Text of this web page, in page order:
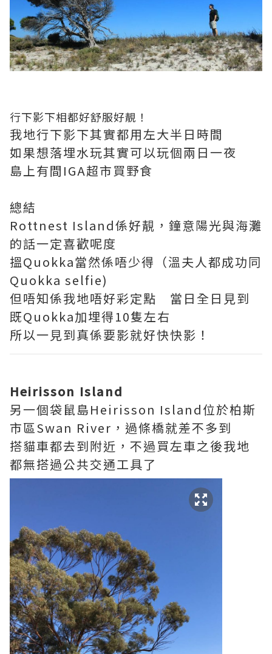
行下影下相都好舒服好靚！
我地行下影下其實都用左大半日時間
如果想落埋水玩其實可以玩個兩日一夜
島上有間IGA超市買野食
總結
Rottnest Island係好靚，鐘意陽光與海灘
的話一定喜歡呢度
搵Quokka當然係唔少得（溫夫人都成功同
Quokka selfie)
但唔知係我地唔好彩定點 當日全日見到
既Quokka加埋得10隻左右
所以一見到真係要影就好快快影！
Heirisson Island
另一個袋鼠島Heirisson Island位於柏斯
市區Swan River，過條橋就差不多到
搭貓車都去到附近，不過買左車之後我地
都無搭過公共交通工具了